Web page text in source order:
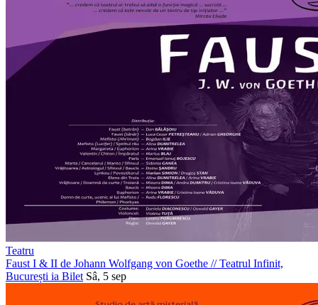
Teatru
Faust I & II de Johann Wolfgang von Goethe //Teatrul Infinit,
București ia Bilet Sâ, 5 sep